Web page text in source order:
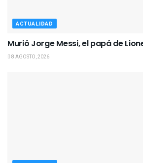
ACTUALIDAD
Murió Jorge Messi, el papá de
8 AGOSTO, 2026